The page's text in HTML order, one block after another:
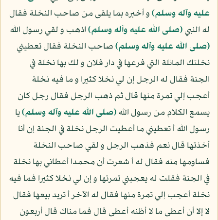
عليه وآله وسلم)و أخبره بما يلقى من صاحب النخلة فقال
له النبي(صلى الله عليه وآله وسلم)اذهب و لقي رسول الله
(صلى الله عليه وآله وسلم)صاحب النخلة فقال تعطيني
نخلتك المائلة التي فرعها في دار فلان و لك بها نخلة في
الجنة فقال له الرجل إن لي نخلا كثيرا و ما فيه نخلة
أعجب إلي تمرة منها قال ثم ذهب الرجل فقال رجل كان
يسمع الكلام من رسول الله(صلى الله عليه وآله وسلم)يا
رسول الله أ تعطيني ما أعطيت الرجل نخلة في الجنة إن أنا
أخذتها قال نعم فذهب الرجل و لقي صاحب النخلة
فساومها منه فقال له أ شعرت أن محمدا أعطاني بها نخلة
في الجنة فقلت له يعجبني تمرتها و إن لي نخلا كثيرا فما فيه
نخلة أعجب إلي تمرة منها فقال له الآخر أ تريد بيعها فقال
لا إلا أن أعطى ما لا أظنه أعطى قال فما مناك قال أربعون